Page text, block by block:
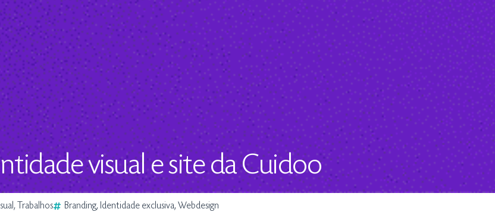
visual e site da Cuidoo
, Trabalhos Branding, Identidade exclusiva,Webdesign